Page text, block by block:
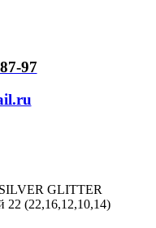
97
GLITTER
22 (22,16,12,10,14)